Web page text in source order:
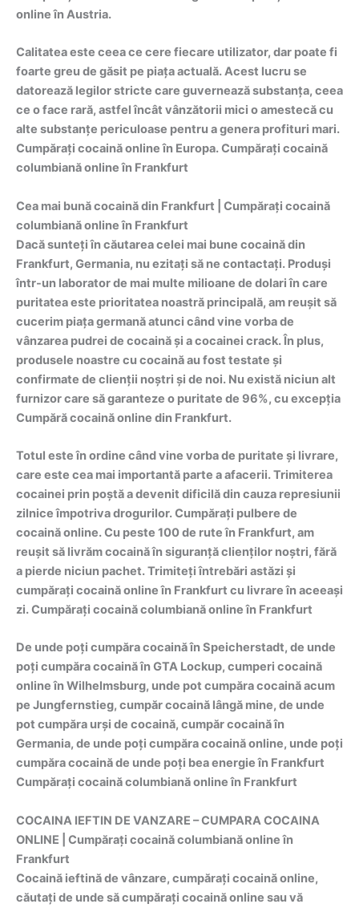
online în Austria.
Calitatea este ceea ce cere fiecare utilizator, dar poate fi
foarte greu de găsit pe piața actuală. Acest lucru se
datorează legilor stricte care guvernează substanța, ceea
ce o face rară, astfel încât vânzătorii mici o amestecă cu
alte substanțe periculoase pentru a genera profituri mari.
Cumpărați cocaină online în Europa. Cumpărați cocaină
columbiană online în Frankfurt
Cea mai bună cocaină din Frankfurt | Cumpărați cocaină
columbiană online în Frankfurt
Dacă sunteți în căutarea celei mai bune cocaină din
Frankfurt, Germania, nu ezitați să ne contactați. Produși
într-un laborator de mai multe milioane de dolari în care
puritatea este prioritatea noastră principală, am reușit să
cucerim piața germană atunci când vine vorba de
vânzarea pudrei de cocaină și a cocainei crack. În plus,
produsele noastre cu cocaină au fost testate și
confirmate de clienții noștri și de noi. Nu există niciun alt
furnizor care să garanteze o puritate de 96%, cu excepția
Cumpără cocaină online din Frankfurt.
Totul este în ordine când vine vorba de puritate și livrare,
care este cea mai importantă parte a afacerii. Trimiterea
cocainei prin poștă a devenit dificilă din cauza represiunii
zilnice împotriva drogurilor. Cumpărați pulbere de
cocaină online. Cu peste 100 de rute în Frankfurt, am
reușit să livrăm cocaină în siguranță clienților noștri, fără
a pierde niciun pachet. Trimiteți întrebări astăzi și
cumpărați cocaină online în Frankfurt cu livrare în aceeași
zi. Cumpărați cocaină columbiană online în Frankfurt
De unde poți cumpăra cocaină în Speicherstadt, de unde
poți cumpăra cocaină în GTA Lockup, cumperi cocaină
online în Wilhelmsburg, unde pot cumpăra cocaină acum
pe Jungfernstieg, cumpăr cocaină lângă mine, de unde
pot cumpăra urși de cocaină, cumpăr cocaină în
Germania, de unde poți cumpăra cocaină online, unde poți
cumpăra cocaină de unde poți bea energie în Frankfurt
Cumpărați cocaină columbiană online în Frankfurt
COCAINA IEFTIN DE VANZARE – CUMPARA COCAINA
ONLINE | Cumpărați cocaină columbiană online în
Frankfurt
Cocaină ieftină de vânzare, cumpărați cocaină online,
căutați de unde să cumpărați cocaină online sau vă